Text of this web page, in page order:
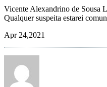
Vicente Alexandrino de Sousa
Qualquer suspeita estarei
Apr 24,2021